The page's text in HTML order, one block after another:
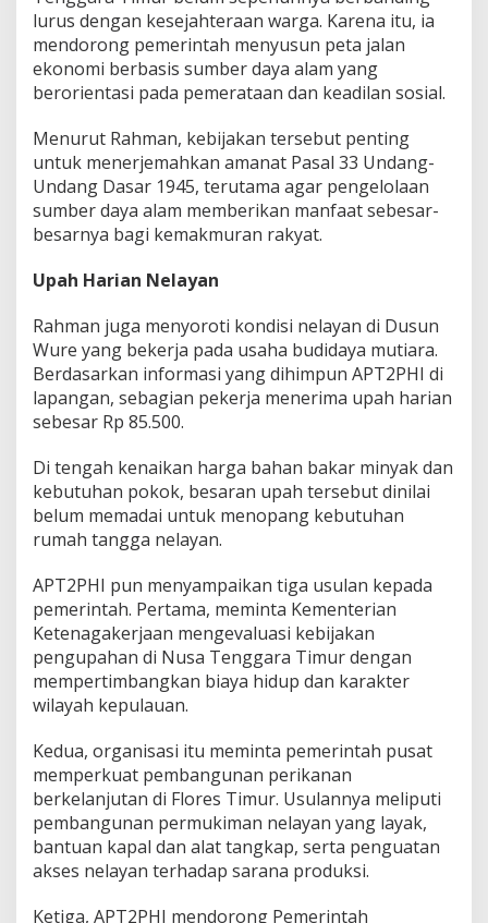
lurus dengan kesejahteraan warga. Karena itu, ia
mendorong pemerintah menyusun peta jalan
ekonomi berbasis sumber daya alam yang
berorientasi pada pemerataan dan keadilan sosial.
Menurut Rahman, kebijakan tersebut penting
untuk menerjemahkan amanat Pasal 33 Undang-
Undang Dasar 1945, terutama agar pengelolaan
sumber daya alam memberikan manfaat sebesar-
besarnya bagi kemakmuran rakyat.
Upah Harian Nelayan
Rahman juga menyoroti kondisi nelayan di Dusun
Wure yang bekerja pada usaha budidaya mutiara.
Berdasarkan informasi yang dihimpun APT2PHI di
lapangan, sebagian pekerja menerima upah harian
sebesar Rp 85.500.
Di tengah kenaikan harga bahan bakar minyak dan
kebutuhan pokok, besaran upah tersebut dinilai
belum memadai untuk menopang kebutuhan
rumah tangga nelayan.
APT2PHI pun menyampaikan tiga usulan kepada
pemerintah. Pertama, meminta Kementerian
Ketenagakerjaan mengevaluasi kebijakan
pengupahan di Nusa Tenggara Timur dengan
mempertimbangkan biaya hidup dan karakter
wilayah kepulauan.
Kedua, organisasi itu meminta pemerintah pusat
memperkuat pembangunan perikanan
berkelanjutan di Flores Timur. Usulannya meliputi
pembangunan permukiman nelayan yang layak,
bantuan kapal dan alat tangkap, serta penguatan
akses nelayan terhadap sarana produksi.
Ketiga, APT2PHI mendorong Pemerintah